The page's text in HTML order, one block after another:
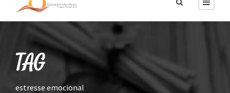
TAG
estresse emocional